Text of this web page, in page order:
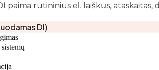
paima rutininius el. laiškus,
DI)